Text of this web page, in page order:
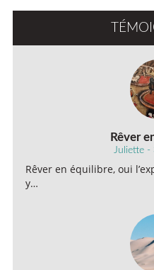
Rêver
Juliette -
Rêver en équilibre, oui
y…